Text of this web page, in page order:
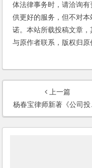
体法律事务时，请洽询
供更好的服务，但不对
诺。本站所载投稿文章
与原作者联系，版权归原
上一篇
杨春宝律师新著《公司投融资法律实务》由法制出版社出版发行